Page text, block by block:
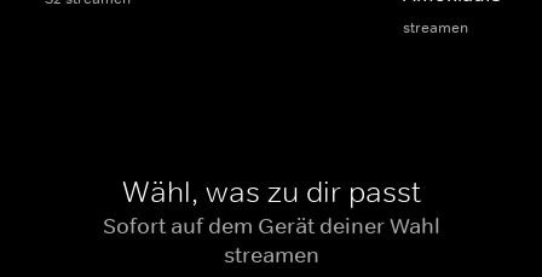
streamen
Wähl, was zu dir passt
Sofort auf dem Gerät deiner Wahl
streamen